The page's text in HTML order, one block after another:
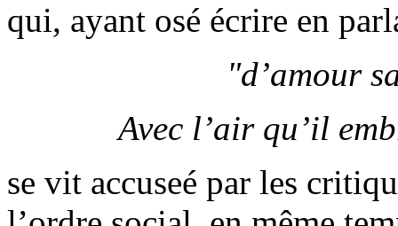
qui, ayant osé écrire en
"d’amour
Avec l’air qu’il
se vit accuseé par les